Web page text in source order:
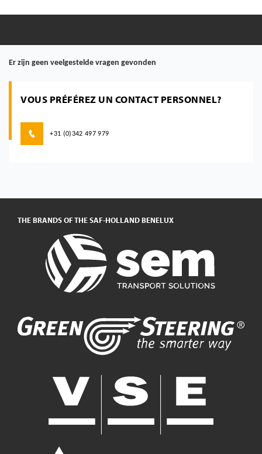
Er zijn geen veelgestelde vragen gevonden
VOUS PRÉFÉREZ UN CONTACT PERSONNEL?
+31 (0)342 497 979
THE BRANDS OF THE SAF-HOLLAND BENELUX